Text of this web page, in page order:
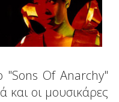
"Sons Of Anarchy"
και οι μουσικάρες